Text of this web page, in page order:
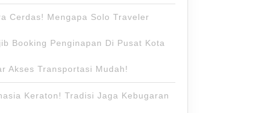
Cerdas! Mengapa Solo Traveler
Booking Penginapan Di Pusat Kota
Akses Transportasi Mudah!
Keraton! Tradisi Jaga Kebugaran